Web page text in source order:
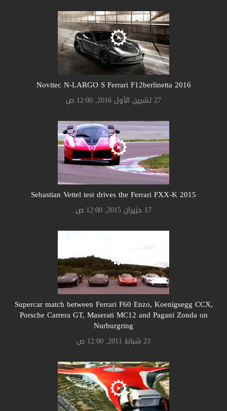
Novitec N-LARGO S Ferrari F12berlinetta 2016
27 تشرين الأول 2016, 12:00 ص
Sebastian Vettel test drives the Ferrari FXX-K 2015
17 حزيران 2015, 12:00 ص
Supercar match between Ferrari F60 Enzo, Koenigsegg CCX,
Porsche Carrera GT, Maserati MC12 and Pagani Zonda on
Nurburgring
23 شباط 2011, 12:00 ص